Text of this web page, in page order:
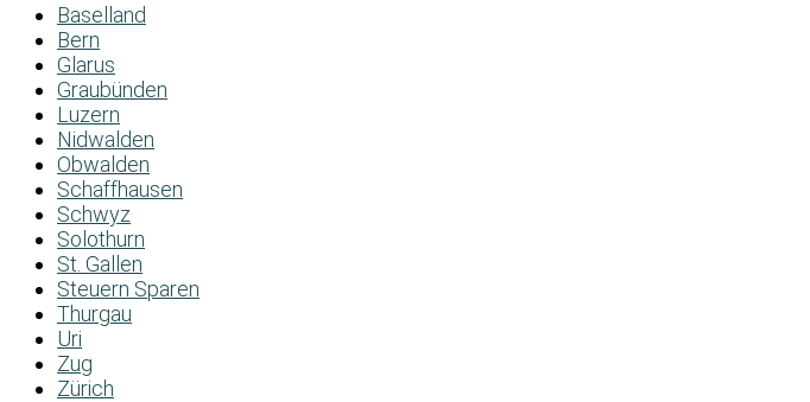
Baselland
Bern
Glarus
Graubünden
Luzern
Nidwalden
Obwalden
Schaffhausen
Schwyz
Solothurn
St. Gallen
Steuern Sparen
Thurgau
Uri
Zug
Zürich